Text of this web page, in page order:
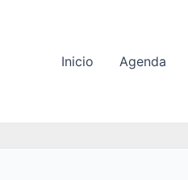
Inicio Agenda